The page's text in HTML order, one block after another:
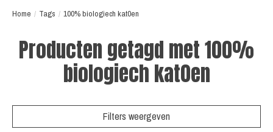
Home / Tags / 100% biologiech kat0en
Producten getagd met 100%
biologiech kat0en
Filters weergeven